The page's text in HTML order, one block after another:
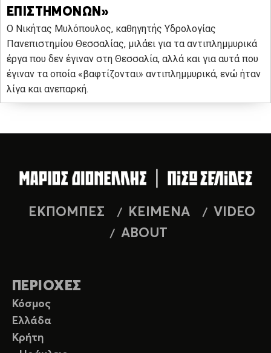
ΕΠΙΣΤΗΜΟΝΩΝ»
Ο Νικήτας Μυλόπουλος, καθηγητής Υδρολογίας
Πανεπιστημίου Θεσσαλίας, μιλάει για τα αντιπλημμυρικά
έργα που δεν έγιναν στη Θεσσαλία, αλλά και για αυτά που
έγιναν τα οποία «βαφτίζονται» αντιπλημμυρικά, ενώ ήταν
λίγα και ανεπαρκή.
ΕΚΠΟΜΠΕΣ ΚΕΙΜΕΝΑ
VIDEO
ABOUT
ΠΕΡΙΟΧΕΣ
Κόσμος
Ελλάδα
Κρήτη